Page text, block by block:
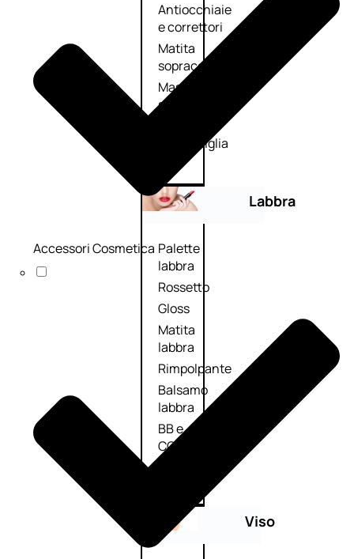
Antiocchiaie
e correttori
Matita
sopracciglia
Mascara
sopracciglia
sopracciglia
Labbra
Palette
labbra
Rossetto
Gloss
Matita
labbra
Rimpolpante
Balsamo
labbra
BB e
CC
Cream
Viso
Accessori Cosmetica